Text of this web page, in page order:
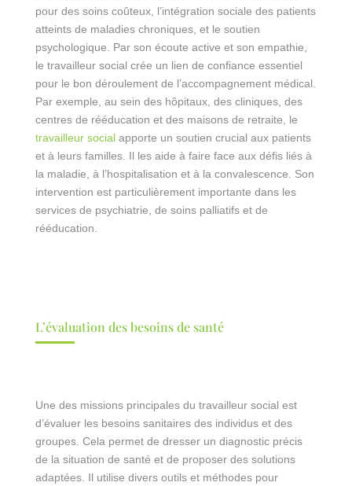
pour des soins coûteux, l’intégration sociale des patients
atteints de maladies chroniques, et le soutien
psychologique. Par son écoute active et son empathie,
le travailleur social crée un lien de confiance essentiel
pour le bon déroulement de l’accompagnement médical.
Par exemple, au sein des hôpitaux, des cliniques, des
centres de rééducation et des maisons de retraite, le
travailleur socialapporte un soutien crucial aux patients
et à leurs familles. Il les aide à faire face aux défis liés à
la maladie, à l’hospitalisation et à la convalescence. Son
intervention est particulièrement importante dans les
services de psychiatrie, de soins palliatifs et de
rééducation.
L’évaluation des besoins de santé
Une des missions principales du travailleur social est
d’évaluer les besoins sanitaires des individus et des
groupes. Cela permet de dresser un diagnostic précis
de la situation de santé et de proposer des solutions
adaptées. Il utilise divers outils et méthodes pour